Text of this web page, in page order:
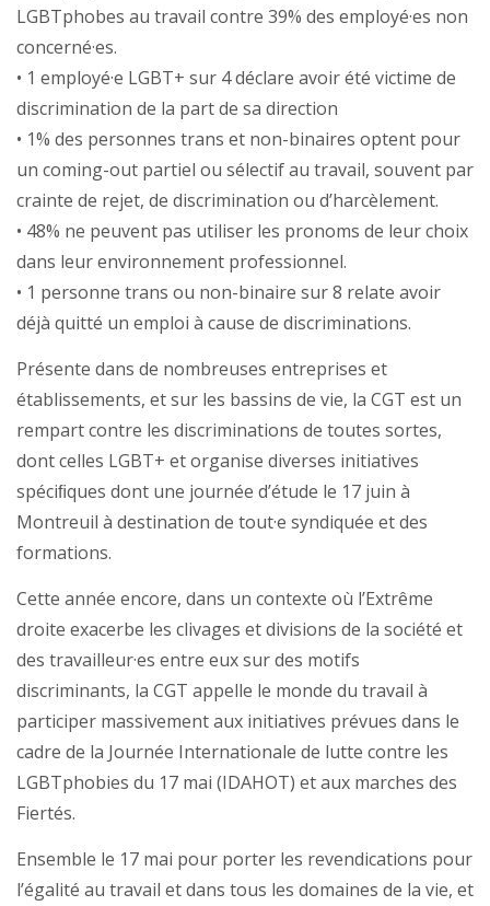
LGBTphobes au travail contre 39% des employé·es non
concerné·es.
• 1 employé·e LGBT+ sur 4 déclare avoir été victime de
discrimination de la part de sa direction
• 1% des personnes trans et non-binaires optent pour
un coming-out partiel ou sélectif au travail, souvent par
crainte de rejet, de discrimination ou d’harcèlement.
• 48% ne peuvent pas utiliser les pronoms de leur choix
dans leur environnement professionnel.
• 1 personne trans ou non-binaire sur 8 relate avoir
déjà quitté un emploi à cause de discriminations.
Présente dans de nombreuses entreprises et
établissements, et sur les bassins de vie, la CGT est un
rempart contre les discriminations de toutes sortes,
dont celles LGBT+ et organise diverses initiatives
spéciﬁques dont une journée d’étude le 17 juin à
Montreuil à destination de tout·e syndiquée et des
formations.
Cette année encore, dans un contexte où l’Extrême
droite exacerbe les clivages et divisions de la société et
des travailleur·es entre eux sur des motifs
discriminants, la CGT appelle le monde du travail à
participer massivement aux initiatives prévues dans le
cadre de la Journée Internationale de lutte contre les
LGBTphobies du 17 mai (IDAHOT) et aux marches des
Fiertés.
Ensemble le 17 mai pour porter les revendications pour
l’égalité au travail et dans tous les domaines de la vie, et